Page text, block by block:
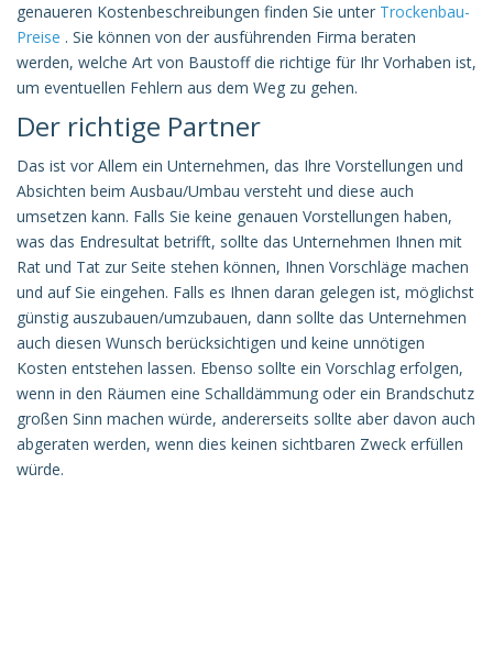
genaueren Kostenbeschreibungen finden Sie unter Trockenbau-
Preise . Sie können von der ausführenden Firma beraten
werden, welche Art von Baustoff die richtige für Ihr Vorhaben ist,
um eventuellen Fehlern aus dem Weg zu gehen.
Der richtige Partner
Das ist vor Allem ein Unternehmen, das Ihre Vorstellungen und
Absichten beim Ausbau/Umbau versteht und diese auch
umsetzen kann. Falls Sie keine genauen Vorstellungen haben,
was das Endresultat betrifft, sollte das Unternehmen Ihnen mit
Rat und Tat zur Seite stehen können, Ihnen Vorschläge machen
und auf Sie eingehen. Falls es Ihnen daran gelegen ist, möglichst
günstig auszubauen/umzubauen, dann sollte das Unternehmen
auch diesen Wunsch berücksichtigen und keine unnötigen
Kosten entstehen lassen. Ebenso sollte ein Vorschlag erfolgen,
wenn in den Räumen eine Schalldämmung oder ein Brandschutz
großen Sinn machen würde, andererseits sollte aber davon auch
abgeraten werden, wenn dies keinen sichtbaren Zweck erfüllen
würde.